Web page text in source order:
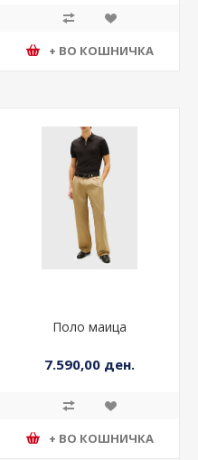
+ ВО КОШНИЧКА
Поло маица
7.590,00 ден.
+ ВО КОШНИЧКА